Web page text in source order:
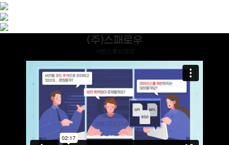
(주)스패로우
서비스홍보영상